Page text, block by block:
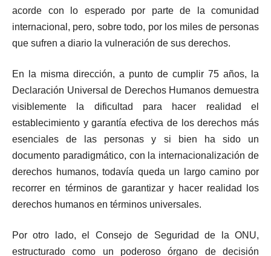
acorde con lo esperado por parte de la comunidad
internacional, pero, sobre todo, por los miles de personas
que sufren a diario la vulneración de sus derechos.
En la misma dirección, a punto de cumplir 75 años, la
Declaración Universal de Derechos Humanos demuestra
visiblemente la dificultad para hacer realidad el
establecimiento y garantía efectiva de los derechos más
esenciales de las personas y si bien ha sido un
documento paradigmático, con la internacionalización de
derechos humanos, todavía queda un largo camino por
recorrer en términos de garantizar y hacer realidad los
derechos humanos en términos universales.
Por otro lado, el Consejo de Seguridad de la ONU,
estructurado como un poderoso órgano de decisión